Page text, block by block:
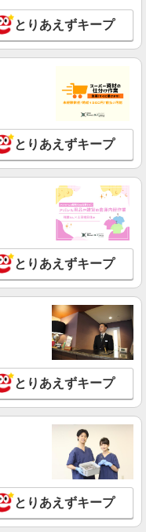
仕分け・シール貼り・梱
交通費全額支給 ※夜勤は時
10時〜19時 週5日勤務の
日勤務
古屋市昭和区 ★上記以外にも多数派遣先有
詳細を見る
ング・仕分け
深夜手当含む）＋交通費全
時給1,750円×8h×22日勤
屋市昭和区 ★上記以外にも多数派遣先有
詳細を見る
ング・仕分け
夜手当含む）＋交通費全
時給1,750円×8h×22日勤
古屋市昭和区 ★上記以外にも多数派遣先有
詳細を見る
とりあえずキープ
とりあえずキープ
とりあえずキープ
とりあえずキープ
とりあえずキープ